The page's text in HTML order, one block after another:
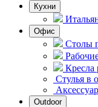
Кухни
Офис
Столы
Кресла
Стулья в
Outdoor